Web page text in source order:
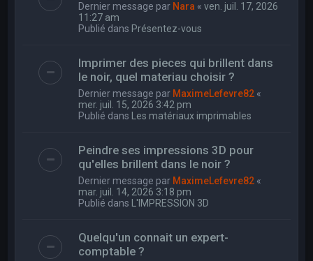
Dernier message par Nara «ven. juil. 17, 2026
11:27 am
Publié dans Présentez-vous
Imprimer des pieces qui brillent dans
le noir, quel materiau choisir ?
Dernier message par MaximeLefevre82 «
mer. juil. 15, 2026 3:42 pm
Publié dans Les matériaux imprimables
Peindre ses impressions 3D pour
qu'elles brillent dans le noir ?
Dernier message par MaximeLefevre82 «
mar. juil. 14, 2026 3:18 pm
Publié dans L'IMPRESSION 3D
Quelqu'un connait un expert-
comptable ?